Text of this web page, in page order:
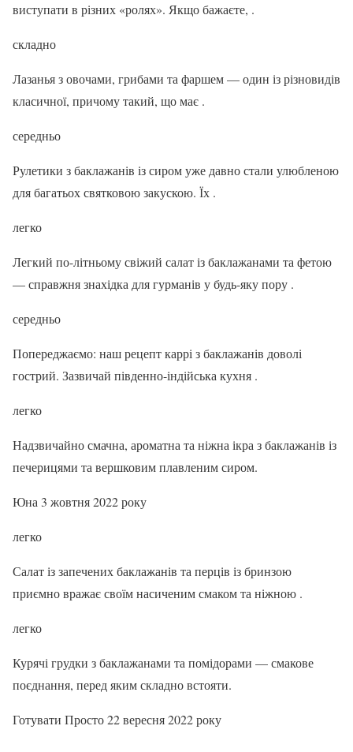
виступати в різних «ролях». Якщо бажаєте, .
складно
Лазанья з овочами, грибами та фаршем — один із різновидів
класичної, причому такий, що має .
середньо
Рулетики з баклажанів із сиром уже давно стали улюбленою
для багатьох святковою закускою. Їх .
легко
Легкий по-літньому свіжий салат із баклажанами та фетою
— справжня знахідка для гурманів у будь-яку пору .
середньо
Попереджаємо: наш рецепт каррі з баклажанів доволі
гострий. Зазвичай південно-індійська кухня .
легко
Надзвичайно смачна, ароматна та ніжна ікра з баклажанів із
печерицями та вершковим плавленим сиром.
Юна 3 жовтня 2022 року
легко
Салат із запечених баклажанів та перців із бринзою
приємно вражає своїм насиченим смаком та ніжною .
легко
Курячі грудки з баклажанами та помідорами — смакове
поєднання, перед яким складно встояти.
Готувати Просто 22 вересня 2022 року